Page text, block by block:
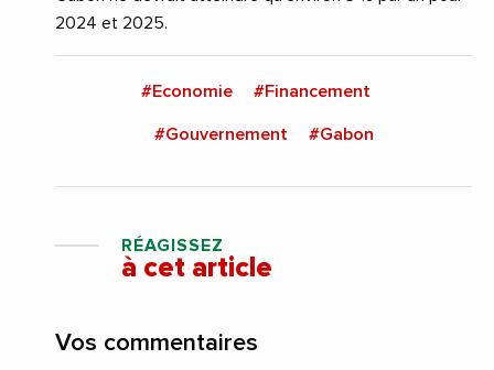
2024 et 2025.
#Economie #Financement
#Gouvernement #Gabon
RÉAGISSEZ
à cet article
Vos commentaires